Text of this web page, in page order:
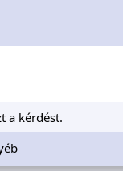
a kérdést.